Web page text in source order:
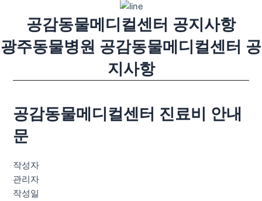
공감동물메디컬센터 공지사항
광주동물병원 공감동물메디컬센터 공
지사항
공감동물메디컬센터 진료비 안내
문
작성자
관리자
작성일